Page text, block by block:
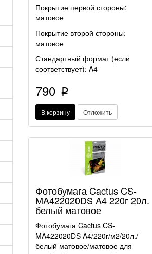
Покрытие первой стороны:
матовое
Покрытие второй стороны:
матовое
Стандартный формат (если
соответствует): A4
790 p
В корзину Отложить
Фотобумага Cactus CS-
MA422020DS A4 220г 20л.
белый матовое
Фотобумага Cactus CS-
MA422020DS A4/220г/м2/20л./
белый матовое/матовое для